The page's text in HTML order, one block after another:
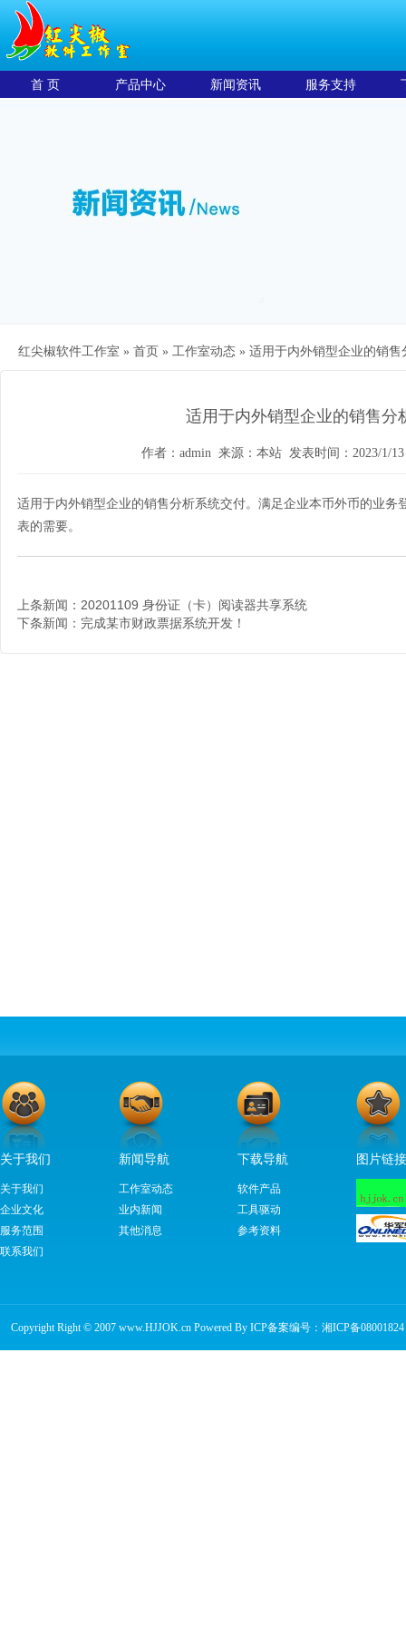
首 页 产品中心 新闻资讯 服务支持
红尖椒软件工作室 » 首页 » 工作室动态 » 适用于内外销型企业的销售
适用于内外销型企业的销售分
作者：admin 来源：本站 发表时间：2023/1/
适用于内外销型企业的销售分析系统交付。满足企业本币外币的业务
表的需要。
上条新闻： 20201109 身份证（卡）阅读器共享系统
下条新闻： 完成某市财政票据系统开发！
关于我们
关于我们
企业文化
服务范围
联系我们
新闻导航
工作室动态
业内新闻
其他消息
下载导航
软件产品
工具驱动
参考资料
图片链接
Copyright Right © 2007 www.HJJOK.cn Powered By ICP备案编号： 湘ICP备08001824